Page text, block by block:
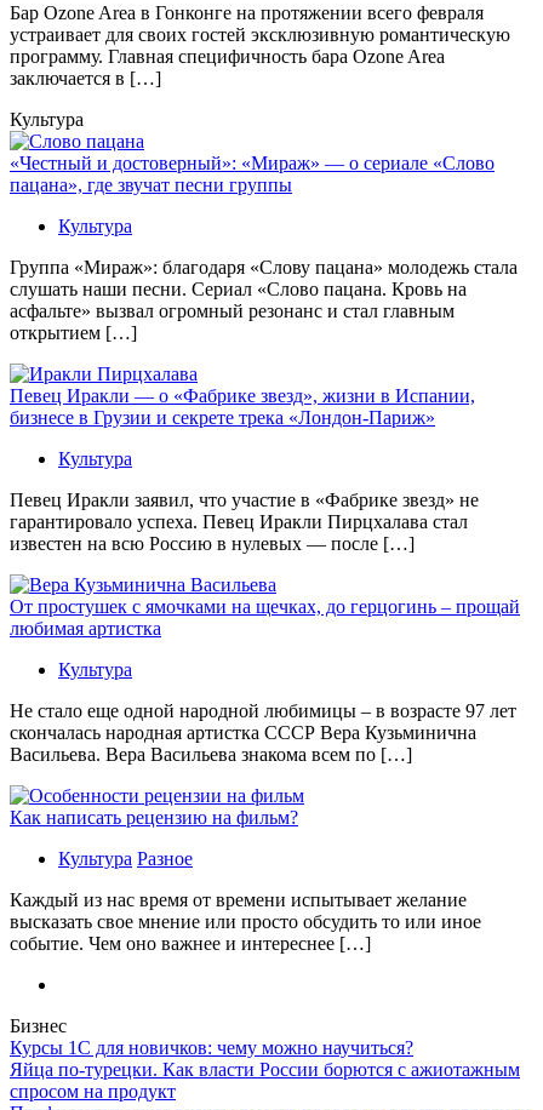
Бaр Ozone Area в Гонконге на протяжении всего февраля
устраивает для своих гостей эксклюзивную романтическую
программу. Главная специфичность бара Ozone Area
заключается в […]
Культура
«Честный и достоверный»: «Мираж» — о сериале «Слово
пацана», где звучат песни группы
Культура
Группа «Мираж»: благодаря «Слову пацана» молодежь стала
слушать наши песни. Сериал «Слово пацана. Кровь на
асфальте» вызвал огромный резонанс и стал главным
открытием […]
Певец Иракли — о «Фабрике звезд», жизни в Испании,
бизнесе в Грузии и секрете трека «Лондон-Париж»
Культура
Певец Иракли заявил, что участие в «Фабрике звезд» не
гарантировало успеха. Певец Иракли Пирцхалава стал
известен на всю Россию в нулевых — после […]
От простушек с ямочками на щечках, до герцогинь – прощай
любимая артистка
Культура
Не стало еще одной народной любимицы – в возрасте 97 лет
скончалась народная артистка СССР Вера Кузьминична
Васильева. Вера Васильева знакома всем по […]
Как написать рецензию на фильм?
Культура Разное
Каждый из нас время от времени испытывает желание
высказать свое мнение или просто обсудить то или иное
событие. Чем оно важнее и интереснее […]
Бизнес
Курсы 1С для новичков: чему можно научиться?
Яйца по-турецки. Как власти России борются с ажиотажным
спросом на продукт